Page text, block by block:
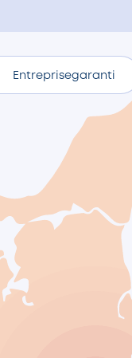
Entreprisegaranti